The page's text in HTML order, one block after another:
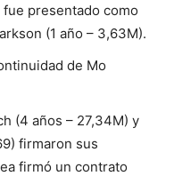
presentado como
(1 año – 3,63M).
de Mo
(4 años – 27,34M) y
firmaron sus
firmó un contrato